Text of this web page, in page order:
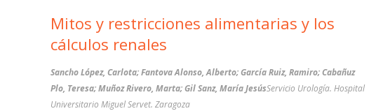
Mitos y restricciones alimentarias y los
cálculos renales
Sancho López, Carlota; Fantova Alonso, Alberto; García Ruiz, Ramiro; Cabañuz
Plo, Teresa; Muñoz Rivero, Marta; Gil Sanz, María JesúsServicio Urología. Hospital
Universitario Miguel Servet. Zaragoza